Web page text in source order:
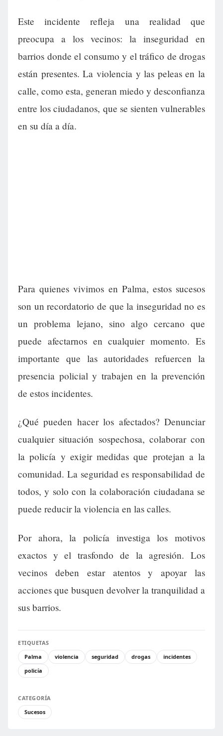
Este incidente refleja una realidad que
preocupa a los vecinos: la inseguridad en
barrios donde el consumo y el tráfico de drogas
están presentes. La violencia y las peleas en la
calle, como esta, generan miedo y desconfianza
entre los ciudadanos, que se sienten vulnerables
en su día a día.
Para quienes vivimos en Palma, estos sucesos
son un recordatorio de que la inseguridad no es
un problema lejano, sino algo cercano que
puede afectarnos en cualquier momento. Es
importante que las autoridades refuercen la
presencia policial y trabajen en la prevención
de estos incidentes.
¿Qué pueden hacer los afectados? Denunciar
cualquier situación sospechosa, colaborar con
la policía y exigir medidas que protejan a la
comunidad. La seguridad es responsabilidad de
todos, y solo con la colaboración ciudadana se
puede reducir la violencia en las calles.
Por ahora, la policía investiga los motivos
exactos y el trasfondo de la agresión. Los
vecinos deben estar atentos y apoyar las
acciones que busquen devolver la tranquilidad a
sus barrios.
ETIQUETAS
Palma
violencia seguridad drogas
incidentes
policía
CATEGORÍA
Sucesos